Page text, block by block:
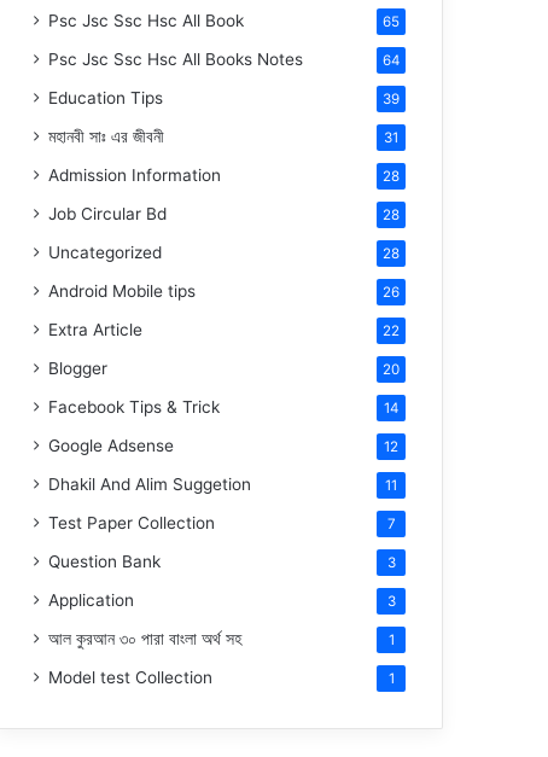
Psc Jsc Ssc Hsc All Book 65
Psc Jsc Ssc Hsc All Books Notes 64
Education Tips 39
মহানবীসাঃ এর জীবনী 31
Admission Information 28
Job Circular Bd 28
Uncategorized 28
Android Mobile tips 26
Extra Article 22
Blogger 20
Facebook Tips & Trick 14
Google Adsense 12
Dhakil And Alim Suggetion 11
Test Paper Collection 7
Question Bank 3
Application 3
আল কুরআন ৩০ পারা বাংলা অর্থ সহ 1
Model test Collection 1